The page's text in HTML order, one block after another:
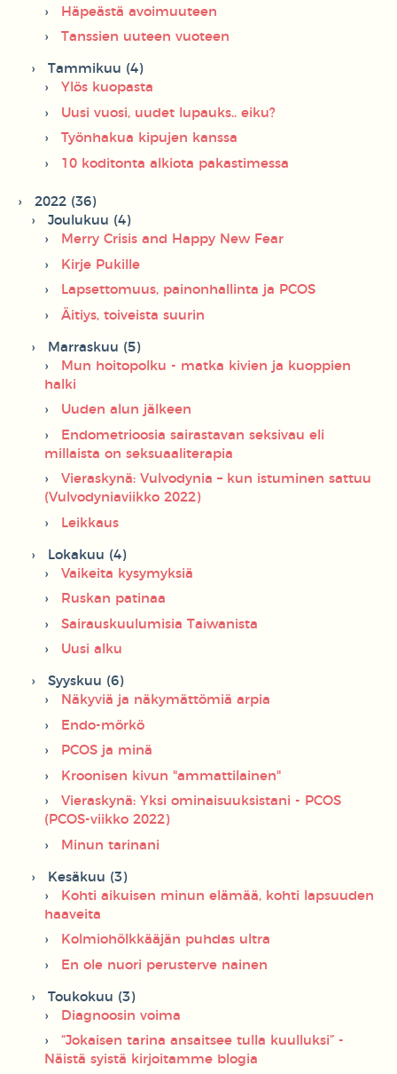
Häpeästä avoimuuteen
Tanssien uuteen vuoteen
Tammikuu (4)
Ylös kuopasta
Uusi vuosi, uudet lupauks.. eiku?
Työnhakua kipujen kanssa
10 koditonta alkiota pakastimessa
2022 (36)
Joulukuu (4)
Merry Crisis and Happy New Fear
Kirje Pukille
Lapsettomuus, painonhallinta ja PCOS
Äitiys, toiveista suurin
Marraskuu (5)
Mun hoitopolku - matka kivien ja kuoppien
halki
Uuden alun jälkeen
Endometrioosia sairastavan seksivau eli
millaista on seksuaaliterapia
Vieraskynä: Vulvodynia – kun istuminen sattuu
(Vulvodyniaviikko 2022)
Leikkaus
Lokakuu (4)
Vaikeita kysymyksiä
Ruskan patinaa
Sairauskuulumisia Taiwanista
Uusi alku
Syyskuu (6)
Näkyviä ja näkymättömiä arpia
Endo-mörkö
PCOS ja minä
Kroonisen kivun "ammattilainen"
Vieraskynä: Yksi ominaisuuksistani - PCOS
(PCOS-viikko 2022)
Minun tarinani
Kesäkuu (3)
Kohti aikuisen minun elämää, kohti lapsuuden
haaveita
Kolmiohölkkääjän puhdas ultra
En ole nuori perusterve nainen
Toukokuu (3)
Diagnoosin voima
“Jokaisen tarina ansaitsee tulla kuulluksi” -
Näistä syistä kirjoitamme blogia